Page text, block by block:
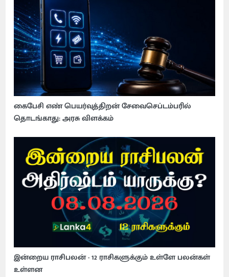
கைபேசி எண் பெயர்வுத்திறன் சேவைசெப்டம்பரில்
தொடங்காது: அரசு விளக்கம்
இன்றைய ராசிபலன் - 12 ராசிகளுக்கும் உள்ளே பலன்கள்
உள்ளன